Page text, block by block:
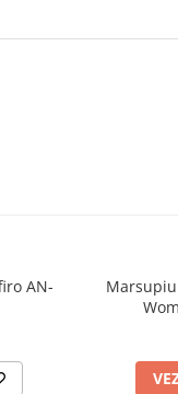
AN-